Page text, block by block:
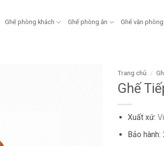
Ghế phòng khách Ghế phòng ăn Ghế văn phòng
Trang chủ /
Ghế
Xuất xứ:
Bảo hành: